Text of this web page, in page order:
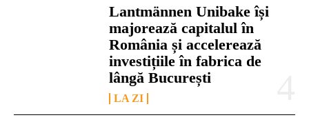
Lantmännen Unibake își
majorează capitalul în
România și accelerează
investițiile în fabrica de
lângă București
LA ZI